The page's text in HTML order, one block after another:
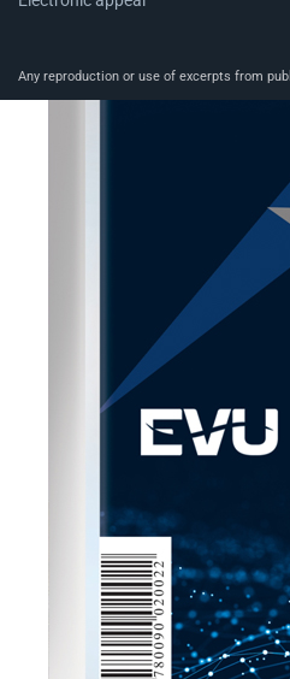
Any reproduction or use of excerpts from